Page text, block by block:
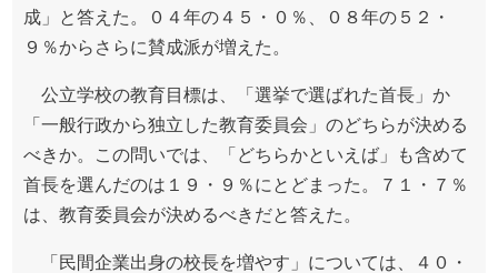
成」と答えた。０４年の４５・０％、０８年の５２・
９％からさらに賛成派が増えた。
公立学校の教育目標は、「選挙で選ばれた首長」か
「一般行政から独立した教育委員会」のどちらが決める
べきか。この問いでは、「どちらかといえば」も含めて
首長を選んだのは１９・９％にとどまった。７１・７％
は、教育委員会が決めるべきだと答えた。
「民間企業出身の校長を増やす」については、４０・